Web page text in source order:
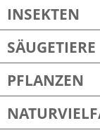
INSEKTEN
SÄUGETIERE
PFLANZEN